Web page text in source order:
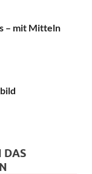
– mit Mitteln
DAS